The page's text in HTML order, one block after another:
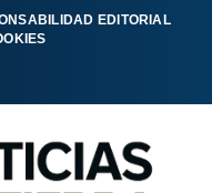
EDITORIAL